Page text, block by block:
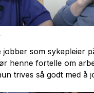
jobber som sykepleier
henne fortelle om
trives så godt med å